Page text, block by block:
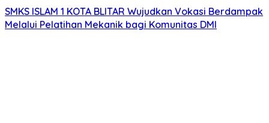
SMKS ISLAM 1 KOTA BLITAR Wujudkan Vokasi Berdampak
Melalui Pelatihan Mekanik bagi Komunitas DMI